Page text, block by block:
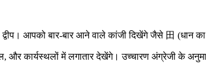
आपको बार-बार आने वाले कांजी दिखेंगे जैसे 田 (धान
और कार्यस्थलों में लगातार देखेंगे। उच्चारण अंग्रेजी के